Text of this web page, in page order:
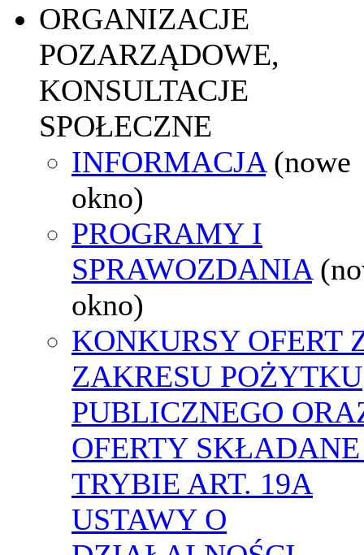
ORGANIZACJE
POZARZĄDOWE,
KONSULTACJE
SPOŁECZNE
INFORMACJA (nowe
okno)
PROGRAMY I
SPRAWOZDANIA
okno)
KONKURSY OFERT
ZAKRESU POŻYTKU
PUBLICZNEGO
OFERTY
TRYBIE ART. 19A
USTAWY O